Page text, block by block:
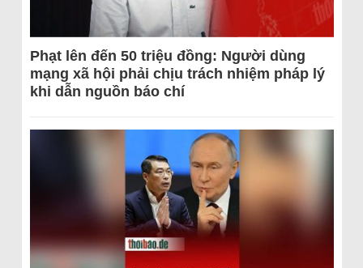
Phạt lên đến 50 triệu đồng: Người dùng
mạng xã hội phải chịu trách nhiệm pháp lý
khi dẫn nguồn báo chí